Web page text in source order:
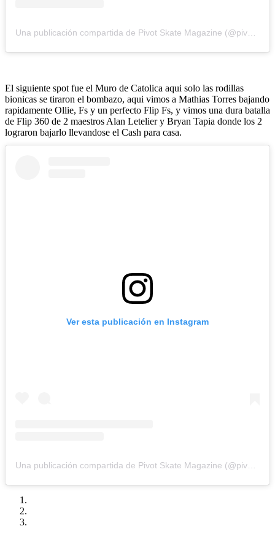
El siguiente spot fue el Muro de Catolica aqui solo las rodillas
bionicas se tiraron el bombazo, aqui vimos a Mathias Torres bajando
rapidamente Ollie, Fs y un perfecto Flip Fs, y vimos una dura batalla
de Flip 360 de 2 maestros Alan Letelier y Bryan Tapia donde los 2
lograron bajarlo llevandose el Cash para casa.
Ver esta publicación en Instagram